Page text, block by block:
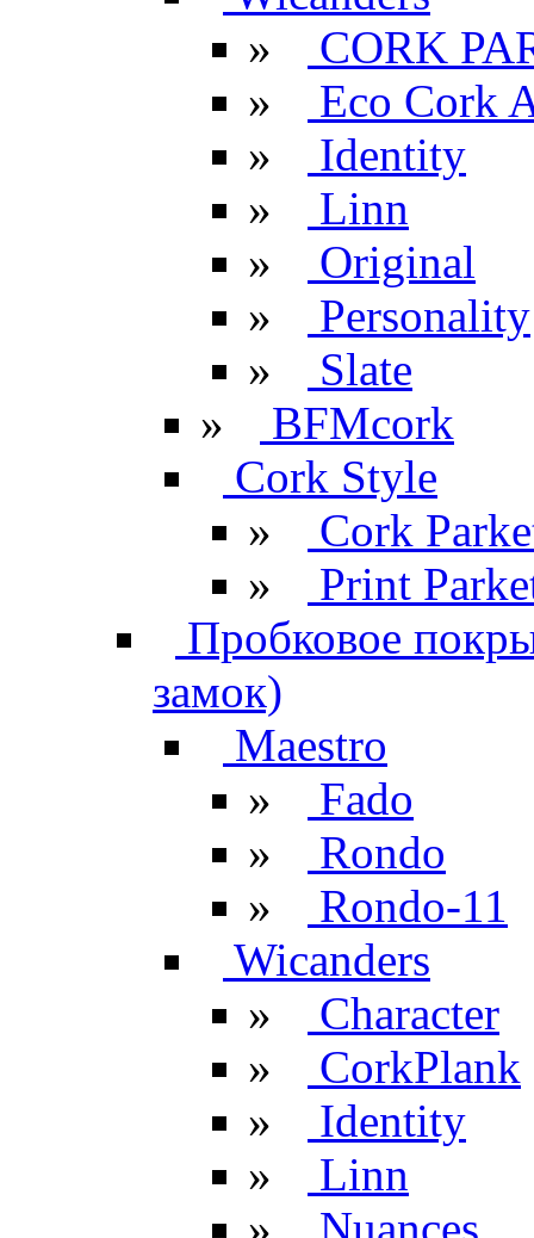
»
CORK
»
Eco Cork
»
Identity
»
Linn
»
Original
»
Personality
»
Slate
»
BFMcork
Cork Style
»
Cork
»
Print
Пробковое
замок)
Maestro
»
Fado
»
Rondo
»
Rondo-11
Wicanders
»
Character
»
CorkPlank
»
Identity
»
Linn
»
Nuances